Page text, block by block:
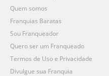
Quem somos
Franquias Baratas
Sou Franqueador
Quero ser um Franqueado
Termos de Uso e Privacidade
Divulgue sua Franquia